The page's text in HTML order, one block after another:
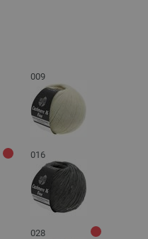
009
016
028